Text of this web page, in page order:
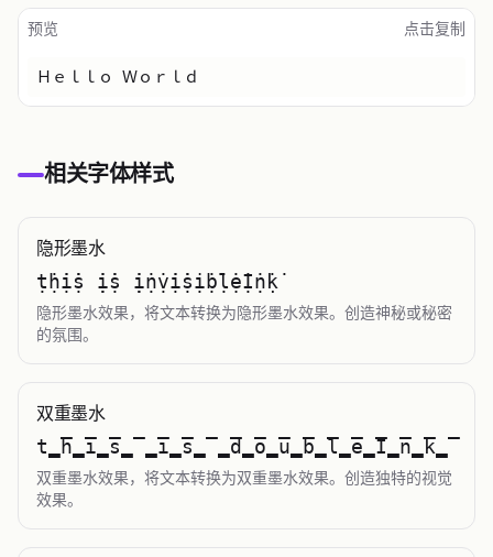
美学文字
小字体
预览 点击复制
Ｈｅｌｌｏ Ｗｏｒｌｄ
相关字体样式
隐形墨水
ṭ̇ḥ̇ị̇ṩ ̣̇ị̇ṩ ̣̇ị̇ṇ̇ṿ̇ị̇ṩị̇ḅ̇ḷ̇ẹ̇Ị̇ṇ̇ḳ̇
隐形墨水效果，将文本转换为隐形墨水效果。创造神秘或秘密
的氛围。
双重墨水
t̳̅h̳̅i̳̅s̳̅ ̳̅i̳̅s̳̅ ̳̅d̳̅o̳̅u̳̅b̳̅l̳̅e̳̅I̳̅n̳̅k̳̅
双重墨水效果，将文本转换为双重墨水效果。创造独特的视觉
效果。